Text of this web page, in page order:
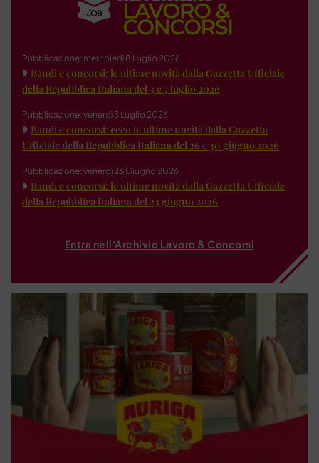
Pubblicazione: mercoledì 8 Luglio 2026
Bandi e concorsi: le ultime novità dalla Gazzetta Ufficiale
della Repubblica Italiana del 3 e 7 luglio 2026
Pubblicazione: venerdì 3 Luglio 2026
Bandi e concorsi: ecco le ultime novità dalla Gazzetta
Ufficiale della Repubblica Italiana del 26 e 30 giugno 2026
Pubblicazione: venerdì 26 Giugno 2026
Bandi e concorsi: le ultime novità dalla Gazzetta Ufficiale
della Repubblica Italiana del 23 giugno 2026
Entra nell'Archivio Lavoro & Concorsi